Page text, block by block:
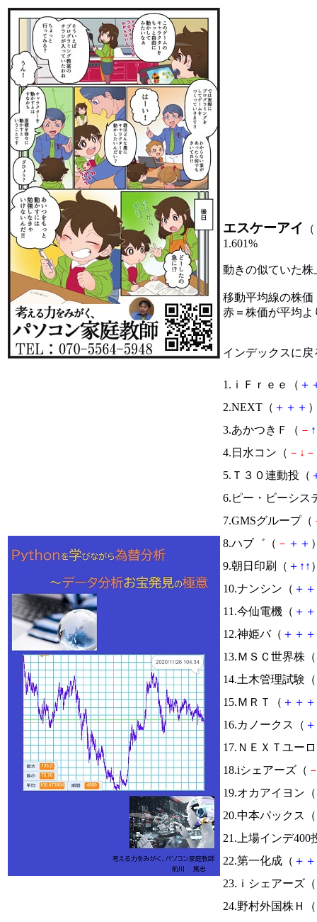
エスケーアイ （
1.601%
動きの似ていた
移動平均線の株価
赤＝株価が平均
インデックスに戻
1.ｉＦｒｅｅ（ ＋
2.NEXT（ ＋ ＋ ＋
3.あかつきＦ（ － ↑
4.日水コン（ － ↓ －
5.Ｔ３０連動投（
6.ピー・ビーシス
7.GMSグループ（
8.ハブ゛（ － ＋ ＋
9.朝日印刷（ ＋ ↑ ↑
10.ナンシン（ ＋ ＋
11.今仙電機（ ＋ ＋
12.神姫バ（ ＋ ＋ ＋
13.ＭＳＣ世界株（
14.土木管理試験（
15.ＭＲＴ（ ＋ ＋ ＋
16.カノークス（ ＋
17.ＮＥＸＴユー
18.iシェアーズ（
19.オカアイヨン（
20.中本パックス（
21.上場インデ400
22.第一化成（ ＋ ＋
23.ｉシェアーズ（
24.野村外国株Ｈ（